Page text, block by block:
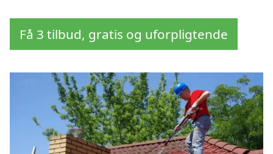
Få 3 tilbud, gratis og uforpligtende